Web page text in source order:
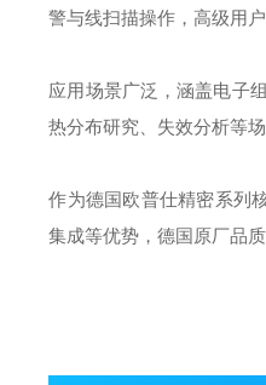
警与线扫描操作，高级用
应用场景广泛，涵盖电子
热分布研究、失效分析等
作为德国欧普仕精密系列
集成等优势，德国原厂品